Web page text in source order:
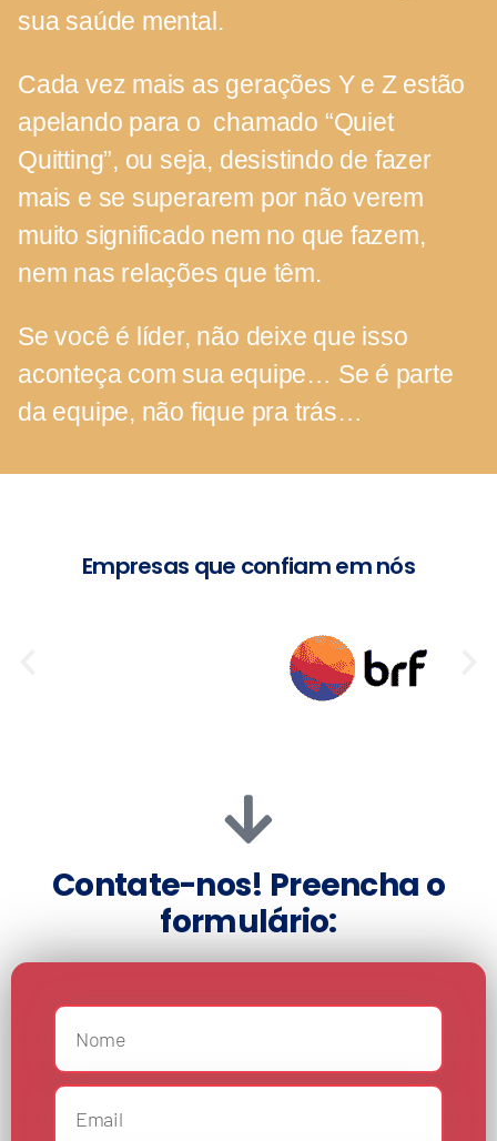
sua saúde mental.
Cada vez mais as gerações Y e Z estão
apelando para o chamado “Quiet
Quitting”, ou seja, desistindo de fazer
mais e se superarem por não verem
muito significado nem no que fazem,
nem nas relações que têm.
Se você é líder, não deixe que isso
aconteça com sua equipe… Se é parte
da equipe, não fique pra trás…
Empresas que confiam em nós
Contate-nos! Preencha o
formulário: